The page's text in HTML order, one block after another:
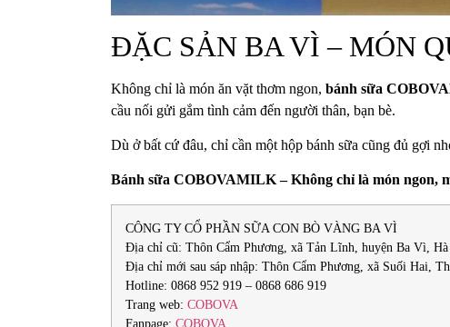
ĐẶC SẢN BA VÌ – MÓN
Không chỉ là món ăn vặt thơm ngon, bánh sữa
cầu nối gửi gắm tình cảm đến người thân, bạn bè.
Dù ở bất cứ đâu, chỉ cần một hộp bánh sữa cũng đủ gợi
Bánh sữa COBOVAMILK – Không chỉ là món ngon,
CÔNG TY CỔ PHẦN SỮA CON BÒ VÀNG BA VÌ
Địa chỉ cũ: Thôn Cẩm Phương, xã Tản Lĩnh, huyện Ba Vì,
Địa chỉ mới sau sáp nhập: Thôn Cẩm Phương, xã Suối Hai,
Hotline: 0868 952 919 – 0868 686 919
Trang web: COBOVA
Fanpage: COBOVA